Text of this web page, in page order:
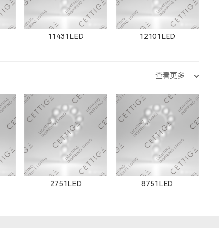
11431LED 12101LED
12102LED
查看更多
2751LED 8751LED